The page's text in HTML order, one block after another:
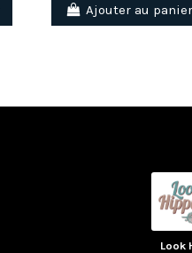
Ajouter au panier
Look